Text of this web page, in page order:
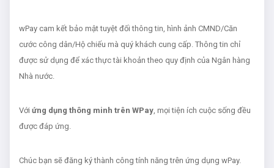
wPay cam kết bảo mật tuyệt đối thông tin, hình ảnh CMND/Căn
cước công dân/Hộ chiếu mà quý khách cung cấp. Thông tin chỉ
được sử dụng để xác thực tài khoản theo quy định của Ngân hàng
Nhà nước.
Với ứng dụng thông minh trên WPay, mọi tiện ích cuộc sống đều
được đáp ứng.
Chúc bạn sẽ đăng ký thành công tính năng trên ứng dụng wPay.